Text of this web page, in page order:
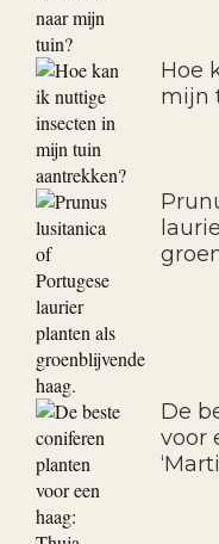
Hoe
mijn
De
voor